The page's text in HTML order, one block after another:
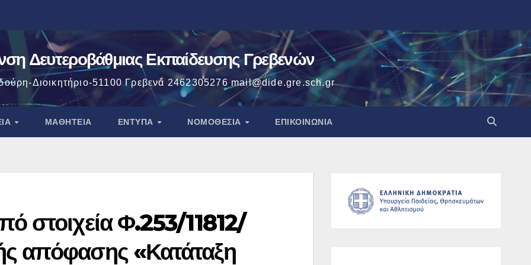
Δευτεροβάθμιας Εκπαίδευσης Γρεβενών
Διοικητήριο-51100 Γρεβενά 2462305276 mail@dide.gre.sch.gr
ΜΑΘΗΤΕΊΑ ΈΝΤΥΠΑ ΝΟΜΟΘΕΣΙΑ ΕΠΙΚΟΙΝΩΝΙΑ
στοιχεία Φ.253/11812/
απόφασης «Κατάταξη